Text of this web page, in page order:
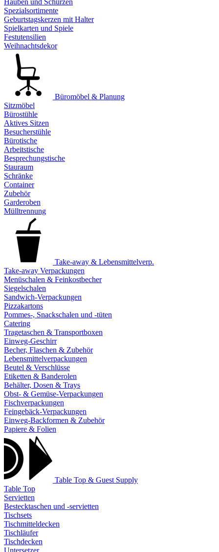
Hauben und Schürzen
Spezialsortimente
Geburtstagskerzen mit Halter
Spielkarten und Spiele
Festutensilien
Weihnachtsdekor
Büromöbel & Planung
Sitzmöbel
Bürostühle
Aktives Sitzen
Besucherstühle
Bürotische
Arbeitstische
Besprechungstische
Stauraum
Schränke
Container
Zubehör
Garderoben
Mülltrennung
Take-away & Lebensmittelverp.
Take-away Verpackungen
Menüschalen & Feinkostbecher
Siegelschalen
Sandwich-Verpackungen
Pizzakartons
Pommes-, Snackschalen und -tüten
Catering
Tragetaschen & Transportboxen
Einweg-Geschirr
Becher, Flaschen & Zubehör
Lebensmittelverpackungen
Beutel & Verschlüsse
Etiketten & Banderolen
Behälter, Dosen & Trays
Obst- & Gemüse-Verpackungen
Fischverpackungen
Feingebäck-Verpackungen
Einweg-Backformen & Zubehör
Papiere & Folien
Table Top & Guest Supply
Table Top
Servietten
Bestecktaschen und -servietten
Tischsets
Tischmitteldecken
Tischläufer
Tischdecken